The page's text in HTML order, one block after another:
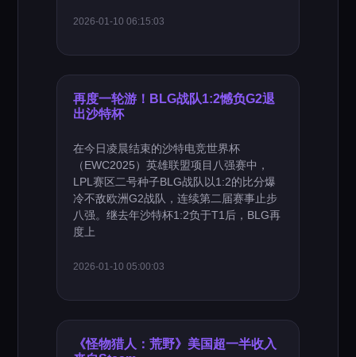
2026-01-10 06:15:03
再度一轮游！BLG战队1:2憾负G2退
出沙特杯
在今日凌晨结束的沙特电竞世界杯
（EWC2025）英雄联盟项目八强赛中，
LPL赛区二号种子BLG战队以1:2的比分爆
冷不敌欧洲G2战队，连续第二届赛事止步
八强。继去年沙特杯1:2负于T1后，BLG再
度上
2026-01-10 05:00:03
《怪物猎人：荒野》美国超一半收入